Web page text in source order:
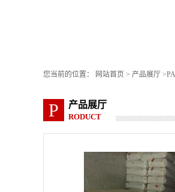
您当前的位置： 网站首页 > 产品展厅 >
P 产品展厅
RODUCT